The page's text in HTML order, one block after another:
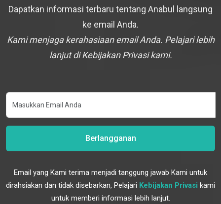
Dapatkan informasi terbaru tentang Anabul langsung
ke email Anda.
Kami menjaga kerahasiaan email Anda. Pelajari lebih
lanjut di Kebijakan Privasi kami.
Berlangganan
Email yang Kami terima menjadi tanggung jawab Kami untuk
dirahsiakan dan tidak disebarkan, Pelajari Kebijakan Privasi kami
untuk memberi informasi lebih lanjut.